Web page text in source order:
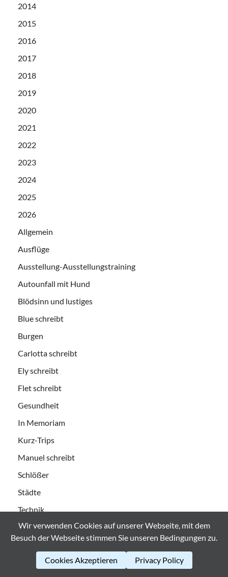
2014
2015
2016
2017
2018
2019
2020
2021
2022
2023
2024
2025
2026
Allgemein
Ausflüge
Ausstellung-Ausstellungstraining
Autounfall mit Hund
Blödsinn und lustiges
Blue schreibt
Burgen
Carlotta schreibt
Ely schreibt
Flet schreibt
Gesundheit
In Memoriam
Kurz-Trips
Manuel schreibt
Schlößer
Städte
Technik
Urlaubs-Logbücher
Videos
Wandern
Wir verwenden Cookies auf unserer Webseite, mit dem
Besuch der Webseite stimmen Sie unseren Bedingungen zu.
Cookies Akzeptieren Privacy Policy